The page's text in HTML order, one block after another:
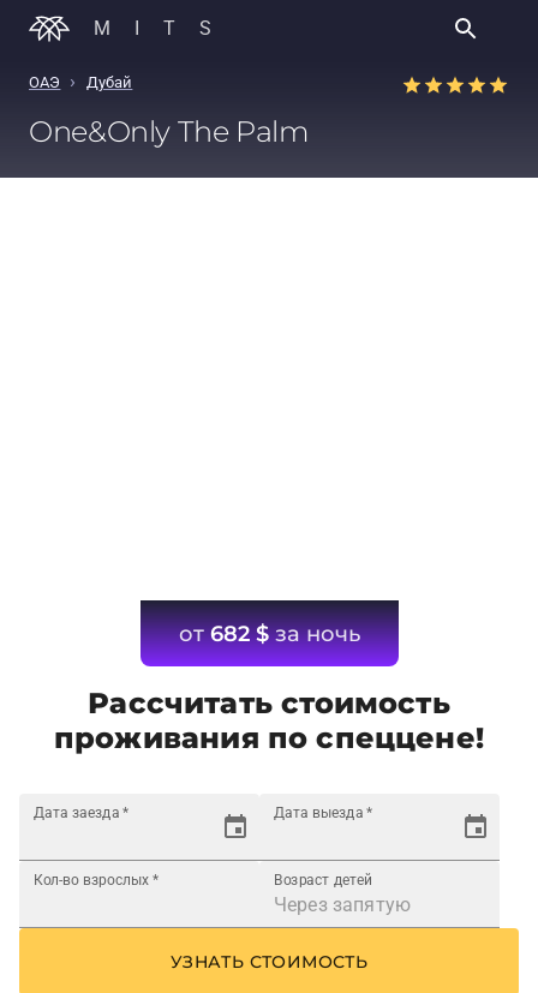
MITS
ОАЭ › Дубай
One&Only The Palm
от682 $за ночь
Рассчитать стоимость
проживания по спеццене!
Дата заезда * Дата выезда *
Кол-во взрослых * Возраст детей
УЗНАТЬ СТОИМОСТЬ